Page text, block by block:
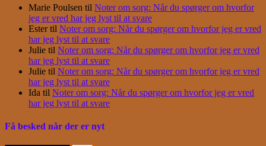
Marie Poulsen til Noter om sorg: Når du spørger om hvorfor
jeg er vred har jeg lyst til at svare
Estertil Noter om sorg: Når du spørger om hvorfor jeg er vred
har jeg lyst til at svare
Julie til Noter om sorg: Når du spørger om hvorfor jeg er vred
har jeg lyst til at svare
Julie til Noter om sorg: Når du spørger om hvorfor jeg er vred
har jeg lyst til at svare
Ida til Noter om sorg: Når du spørger om hvorfor jeg er vred
har jeg lyst til at svare
Få besked når der er nyt